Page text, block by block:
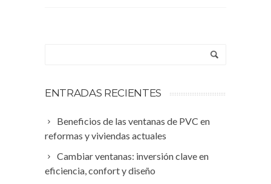
ENTRADAS RECIENTES
Beneficios de las ventanas de PVC en
reformas y viviendas actuales
Cambiar ventanas: inversión clave en
eficiencia, confort y diseño